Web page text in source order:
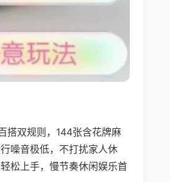
搭双规则，144张含花牌麻
噪音极低，不打扰家人休
松上手，慢节奏休闲娱乐首